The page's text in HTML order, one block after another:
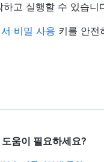
고 실행할 수 있습니
비밀 사용 키를 안전
움이 필요하세요?